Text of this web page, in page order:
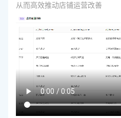
从而高效推动店铺运营改善